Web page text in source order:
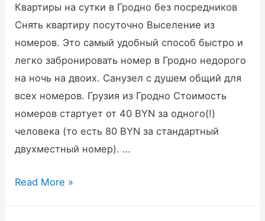
Квартиры на сутки в Гродно без посредников
Снять квартиру посуточно Выселение из
номеров. Это самый удобный способ быстро и
легко забронировать номер в Гродно недорого
на ночь на двоих. Санузел с душем общий для
всех номеров. Грузия из Гродно Стоимость
номеров стартует от 40 BYN за одного(!)
человека (то есть 80 BYN за стандартный
двухместный номер). …
Гостиницы
Read More »